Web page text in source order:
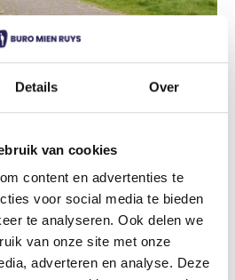
Details Over
van cookies
content en advertenties te
voor social media te bieden
te analyseren. Ook delen we
van onze site met onze
adverteren en analyse. Deze